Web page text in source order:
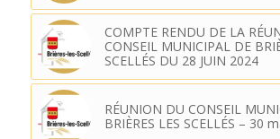
COMPTE RENDU DE LA
CONSEIL MUNICIPAL DE
SCELLÉS DU 28 JUIN 2024
RÉUNION DU CONSEIL
BRIÈRES LES SCELLÉS – 30